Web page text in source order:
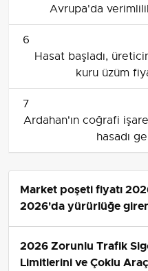
Avrupa'da
6
Hasat başladı,
kuru üzüm
7
Ardahan'ın coğrafi
hasadı
Market poşeti fiyatı
2026'da yürürlüğe
2026 Zorunlu Trafik
Limitlerini ve Çoklu